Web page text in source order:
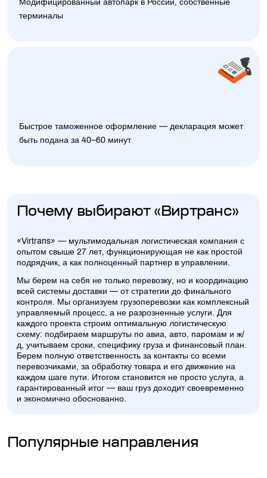
Модифицированный автопарк в России, собственные
терминалы
Быстрое таможенное оформление — декларация может
быть подана за 40–60 минут
Почему выбирают «Виртранс»
«Virtrans» — мультимодальная логистическая компания с
опытом свыше 27 лет, функционирующая не как простой
подрядчик, а как полноценный партнер в управлении.
Мы берем на себя не только перевозку, но и координацию
всей системы доставки — от стратегии до финального
контроля. Мы организуем грузоперевозки как комплексный
управляемый процесс, а не разрозненные услуги. Для
каждого проекта строим оптимальную логистическую
схему: подбираем маршруты по авиа, авто, паромам и ж/
д, учитываем сроки, специфику груза и финансовый план.
Берем полную ответственность за контакты со всеми
перевозчиками, за обработку товара и его движение на
каждом шаге пути. Итогом становится не просто услуга, а
гарантированный итог — ваш груз доходит своевременно
и экономично обоснованно.
Популярные направления